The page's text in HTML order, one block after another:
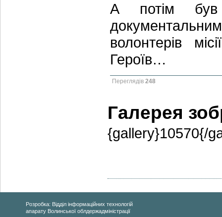
А потім
волонтерів
Героїв…
Переглядів 248
Галерея
{gallery}10570{/
Розробка: Відділ інформаційних технологій
апарату Волинської облдержадміністрації